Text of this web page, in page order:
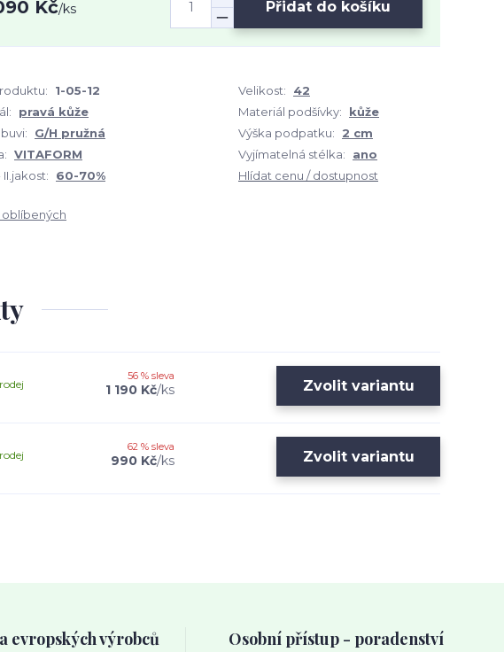
Kč/ks Přidat do košíku
1-05-12 Velikost:
42
pravá kůže Materiál podšívky:
kůže
G/H pružná Výška podpatku:
2 cm
VITAFORM Vyjímatelná stélka:
ano
II.jakost:
60-70% Hlídat cenu / dostupnost
oblíbených
56 % sleva
1 190 Kč/ks Zvolit variantu
62 % sleva
990 Kč/ks Zvolit variantu
evropských výrobců Osobní přístup - poradenství